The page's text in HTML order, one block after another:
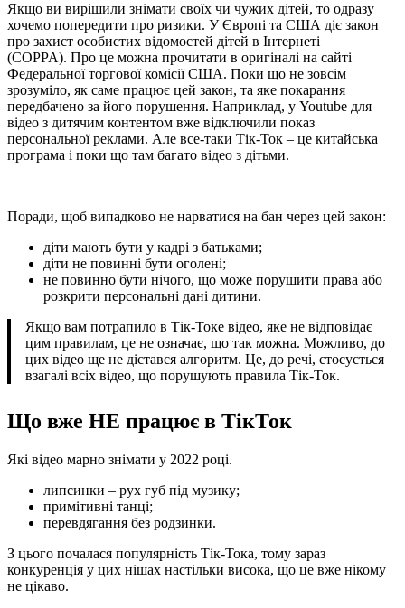
Якщо ви вирішили знімати своїх чи чужих дітей, то одразу
хочемо попередити про ризики. У Європі та США діє закон
про захист особистих відомостей дітей в Інтернеті
(COPPA). Про це можна прочитати в оригіналі на сайті
Федеральної торгової комісії США. Поки що не зовсім
зрозуміло, як саме працює цей закон, та яке покарання
передбачено за його порушення. Наприклад, у Youtube для
відео з дитячим контентом вже відключили показ
персональної реклами. Але все-таки Тік-Ток – це китайська
програма і поки що там багато відео з дітьми.
Поради, щоб випадково не нарватися на бан через цей закон:
діти мають бути у кадрі з батьками;
діти не повинні бути оголені;
не повинно бути нічого, що може порушити права або
розкрити персональні дані дитини.
Якщо вам потрапило в Тік-Токе відео, яке не відповідає
цим правилам, це не означає, що так можна. Можливо, до
цих відео ще не дістався алгоритм. Це, до речі, стосується
взагалі всіх відео, що порушують правила Тік-Ток.
Що вже НЕ працює в ТікТок
Які відео марно знімати у 2022 році.
липсинки – рух губ під музику;
примітивні танці;
перевдягання без родзинки.
З цього почалася популярність Тік-Тока, тому зараз
конкуренція у цих нішах настільки висока, що це вже нікому
не цікаво.